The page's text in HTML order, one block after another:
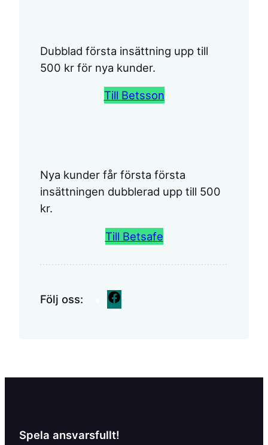
Dubblad första insättning upp till
500 kr för nya kunder.
Till Betsson
Nya kunder får första första
insättningen dubblerad upp till 500
kr.
Till Betsafe
Följ oss:
o
Spela ansvarsfullt!